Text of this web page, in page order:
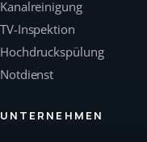
Kanalreinigung
TV-Inspektion
Hochdruckspülung
Notdienst
UNTERNEHMEN